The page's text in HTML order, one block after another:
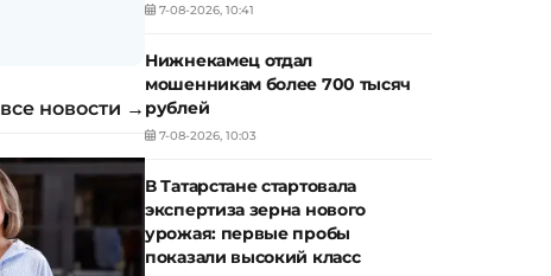
все новости →
7-08-2026, 10:41
Нижнекамец отдал
мошенникам более 700 тысяч
рублей
7-08-2026, 10:03
В Татарстане стартовала
экспертиза зерна нового
урожая: первые пробы
показали высокий класс